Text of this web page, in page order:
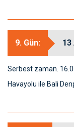
9. Gün: 13
Serbest zaman.
Havayolu ile Bali